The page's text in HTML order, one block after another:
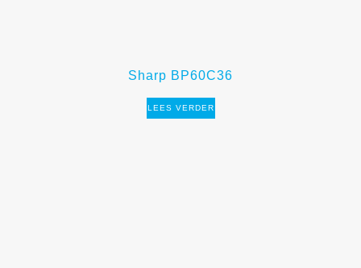
Sharp BP60C36
LEES VERDER